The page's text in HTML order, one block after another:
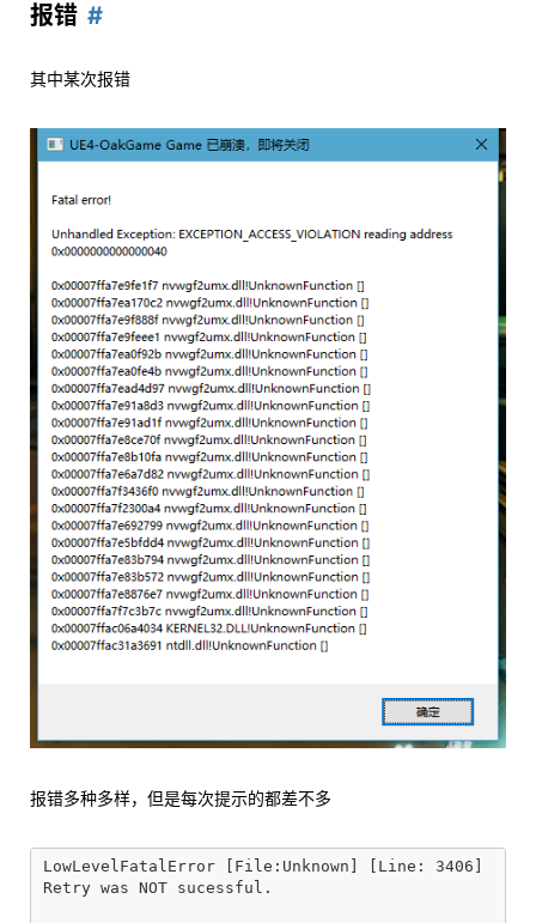
报错
其中某次报错
报错多种多样，但是每次提示的都差不多
LowLevelFatalError [File:Unknown] [Line: 3406]
Retry was NOT sucessful.